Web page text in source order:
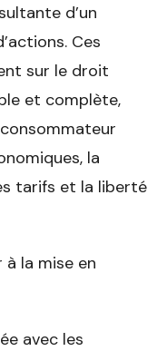
d’un
Ces
sur le droit
et complète,
la
tarifs et la liberté
la mise en
avec les